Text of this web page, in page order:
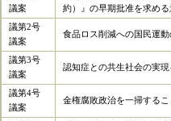
議案
約）』の早期批准を求める
議第2号
議案
食品ロス削減への国民運
議第3号
議案
認知症との共生社会の実
議第4号
議案
金権腐敗政治を一掃する